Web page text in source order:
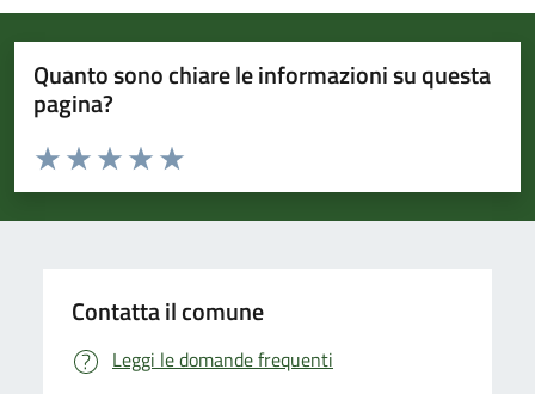
Quanto sono chiare le informazioni su questa
pagina?
Valuta da 1 a 5 stelle la pagina
Valuta 5 stelle su 5
Valuta 4 stelle su 5
Valuta 3 stelle su 5
Valuta 2 stelle su 5
Valuta 1 stelle su 5
Contatta il comune
Leggi le domande frequenti